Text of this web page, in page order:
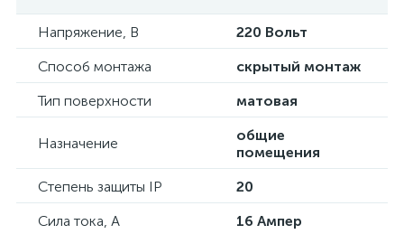
Напряжение, В
220 Вольт
Способ монтажа
скрытый монтаж
Тип поверхности
матовая
Назначение
общие
помещения
Степень защиты IP
20
Сила тока, А
16 Ампер